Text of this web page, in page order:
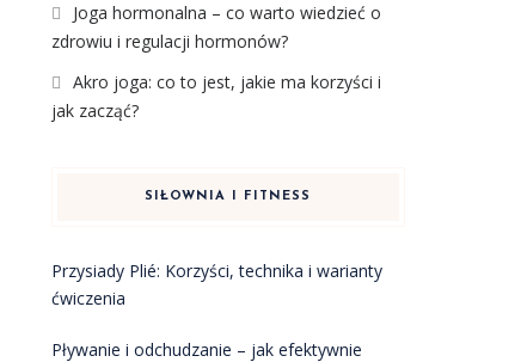
Joga hormonalna – co warto wiedzieć o
zdrowiu i regulacji hormonów?
Akro joga: co to jest, jakie ma korzyści i
jak zacząć?
SIŁOWNIA I FITNESS
Przysiady Plié: Korzyści, technika i warianty
ćwiczenia
Pływanie i odchudzanie – jak efektywnie